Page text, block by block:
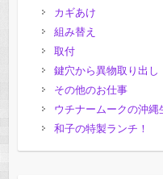
カギあけ
組み替え
取付
鍵穴から異物取り出し
その他のお仕事
ウチナームークの沖縄
和子の特製ランチ！